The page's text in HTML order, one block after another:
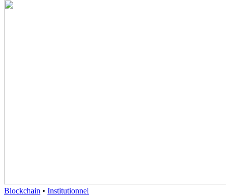
Blockchain • Institutionnel